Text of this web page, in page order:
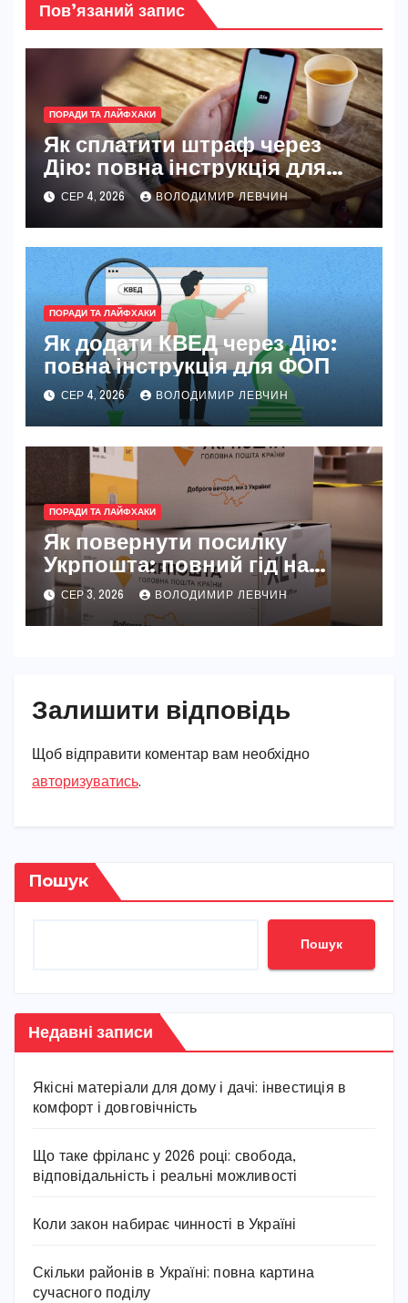
Пов’язаний запис
ПОРАДИ ТА ЛАЙФХАКИ
Як сплатити штраф через
Дію: повна інструкція для
новачків і досвідчених
СЕР 4, 2026 ВОЛОДИМИР ЛЕВЧИН
ПОРАДИ ТА ЛАЙФХАКИ
Як додати КВЕД через Дію:
повна інструкція для ФОП
СЕР 4, 2026 ВОЛОДИМИР ЛЕВЧИН
ПОРАДИ ТА ЛАЙФХАКИ
Як повернути посилку
Укрпошта: повний гід на
2026 рік
СЕР 3, 2026 ВОЛОДИМИР ЛЕВЧИН
Залишити відповідь
Щоб відправити коментар вам необхідно
авторизуватись.
Пошук
Пошук
Недавні записи
Якісні матеріали для дому і дачі: інвестиція в
комфорт і довговічність
Що таке фріланс у 2026 році: свобода,
відповідальність і реальні можливості
Коли закон набирає чинності в Україні
Скільки районів в Україні: повна картина
сучасного поділу